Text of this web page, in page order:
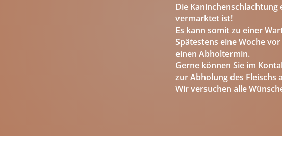
Die
vermarktet ist!
Es kann somit zu einer
Spätestens eine Woche
einen Abholtermin.
Gerne können Sie im
zur Abholung des Fleischs
Wir versuchen alle